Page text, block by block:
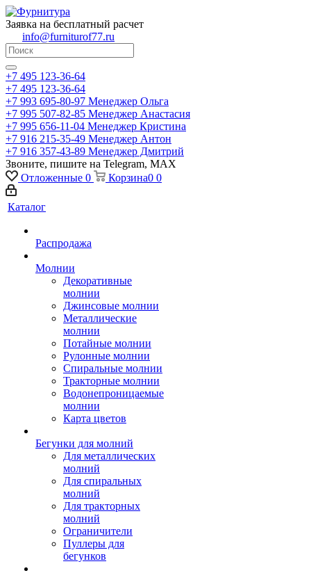
Заявка на бесплатный расчет
info@furniturof77.ru
+7 495 123-36-64
+7 495 123-36-64
+7 993 695-80-97 Менеджер Ольга
+7 995 507-82-85 Менеджер Анастасия
+7 995 656-11-04 Менеджер Кристина
+7 916 215-35-49 Менеджер Антон
+7 916 357-43-89 Менеджер Дмитрий
Звоните, пишите на Telegram, MAX
Отложенные 0 Корзина0 0
Каталог
Распродажа
Молнии
Декоративные
молнии
Джинсовые молнии
Металлические
молнии
Потайные молнии
Рулонные молнии
Спиральные молнии
Тракторные молнии
Водонепроницаемые
молнии
Карта цветов
Бегунки для молний
Для металлических
молний
Для спиральных
молний
Для тракторных
молний
Ограничители
Пуллеры для
бегунков